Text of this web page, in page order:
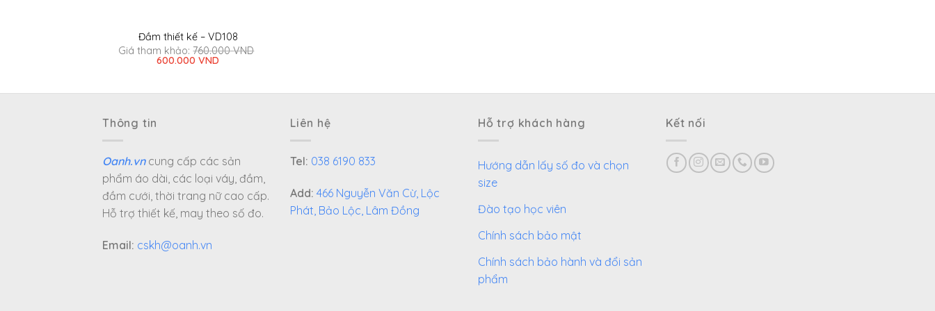
Đầm thiết kế – VD108
Giá tham khảo:760.000VND
Giá
600.000VND
Thông tin
Oanh.vn cung cấp các sản
phẩm áo dài, các loại váy, đầm,
đầm cưới, thời trang nữ cao cấp.
Hỗ trợ thiết kế, may theo số đo.
Email: cskh@oanh.vn
Liên hệ
Tel: 038 6190 833
Add: 466 Nguyễn Văn Cừ, Lộc
Phát, Bảo Lộc, Lâm Đồng
Hỗ trợ khách hàng
Hướng dẫn lấy số đo và chọn
size
Đào tạo học viên
Chính sách bảo mật
Chính sách bảo hành và đổi sản
phẩm
Kết nối